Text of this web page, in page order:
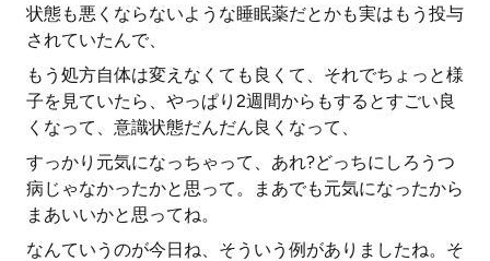
状態も悪くならないような睡眠薬だとかも実はもう投与
されていたんで、
もう処方自体は変えなくても良くて、それでちょっと様
子を見ていたら、やっぱり2週間からもするとすごい良
くなって、意識状態だんだん良くなって、
すっかり元気になっちゃって、あれ?どっちにしろうつ
病じゃなかったかと思って。まあでも元気になったから
まあいいかと思ってね。
なんていうのが今日ね、そういう例がありましたね。そ